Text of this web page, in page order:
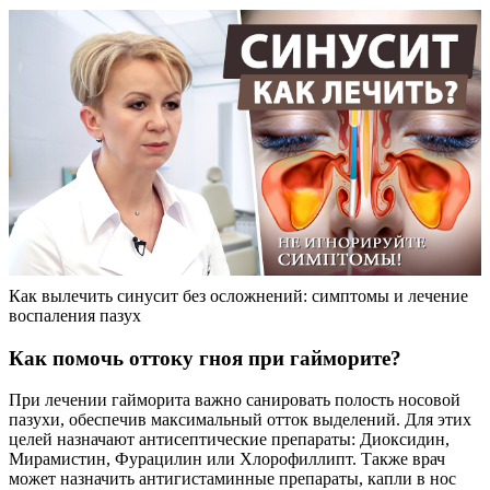
Как вылечить синусит без осложнений: симптомы и лечение
воспаления пазух
Как помочь оттоку гноя при гайморите?
При лечении гайморита важно санировать полость носовой
пазухи, обеспечив максимальный отток выделений. Для этих
целей назначают антисептические препараты: Диоксидин,
Мирамистин, Фурацилин или Хлорофиллипт. Также врач
может назначить антигистаминные препараты, капли в нос